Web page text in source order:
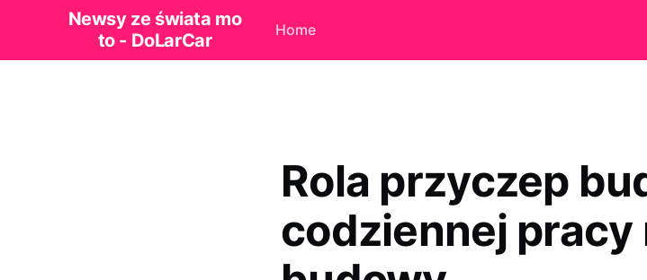
Newsy ze świata mo
to - DoLarCar
Home
Rola przyczep
codziennej pracy